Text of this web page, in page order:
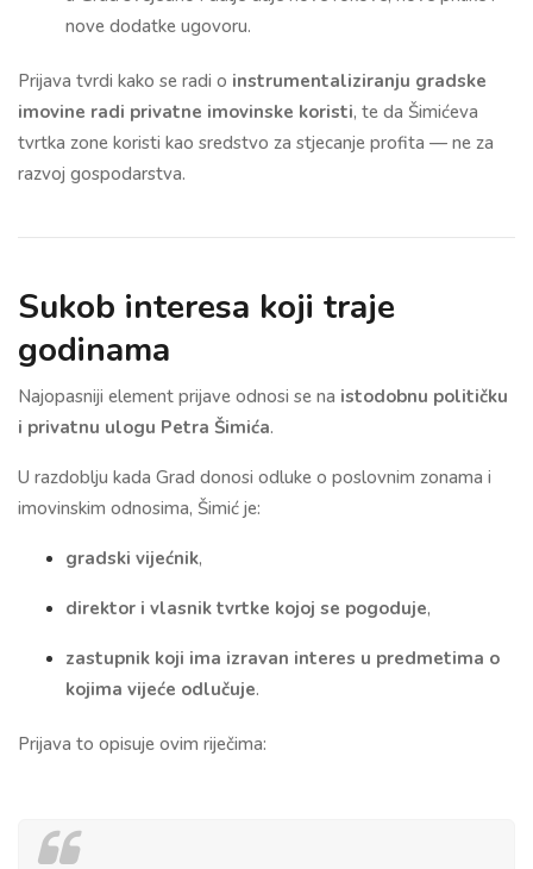
nove dodatke ugovoru.
Prijava tvrdi kako se radi o instrumentaliziranju gradske
imovine radi privatne imovinske koristi, te da Šimićeva
tvrtka zone koristi kao sredstvo za stjecanje profita — ne za
razvoj gospodarstva.
Sukob interesa koji traje
godinama
Najopasniji element prijave odnosi se na istodobnu političku
i privatnu ulogu Petra Šimića.
U razdoblju kada Grad donosi odluke o poslovnim zonama i
imovinskim odnosima, Šimić je:
gradski vijećnik,
direktor i vlasnik tvrtke kojoj se pogoduje,
zastupnik koji ima izravan interes u predmetima o
kojima vijeće odlučuje.
Prijava to opisuje ovim riječima: